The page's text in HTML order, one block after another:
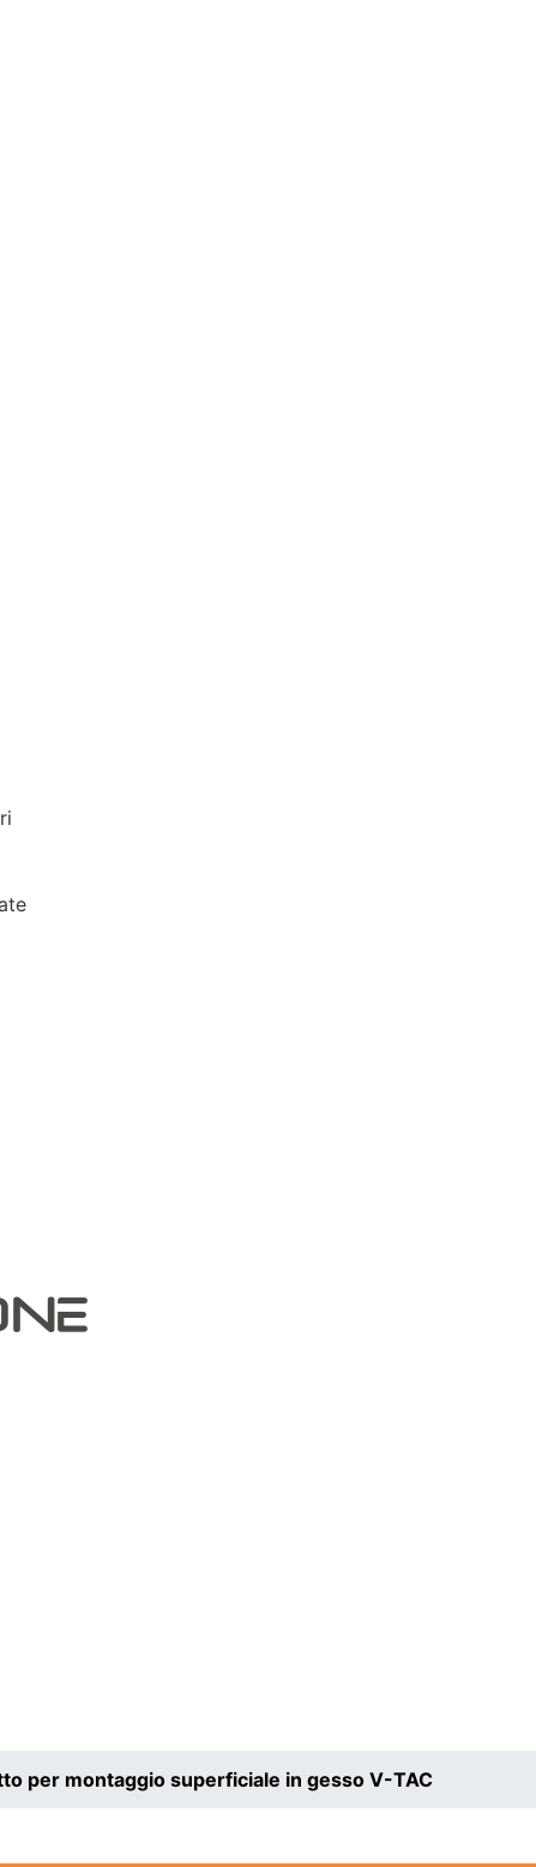
per montaggio superficiale in gesso V-TAC